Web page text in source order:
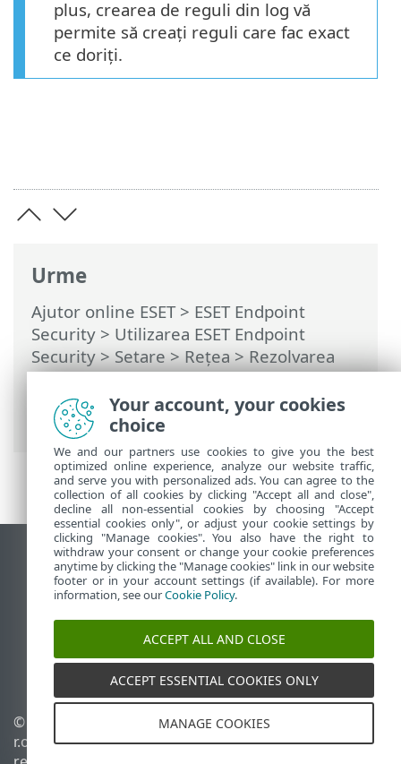
Urme
Ajutor online ESET> ESET Endpoint
Security > Utilizarea ESET Endpoint
Security>Setare>Reţea>Rezolvarea
problemelor cu ESET Network Protection
> Scriere în log și creare de reguli sau
excepții din log
plus, crearea de reguli din log vă
permite să creați reguli care fac exact
ce doriți.
Vizualizare site pentru desktop
End of Life
Baza de cunoștințe ESET
Forum ESET
ESET Status Portal
Asistenţă regională
© 1992 - 2026 ESET, spol. s
r.o. - Toate drepturile
Gestionare module cookie
Politica privind modulele
Your account, your cookies
choice
We and our partners use cookies to give you the best
optimized online experience, analyze our website traffic,
and serve you with personalized ads. You can agree to the
collection of all cookies by clicking "Accept all and close",
decline all non-essential cookies by choosing "Accept
essential cookies only", or adjust your cookie settings by
clicking "Manage cookies". You also have the right to
withdraw your consent or change your cookie preferences
anytime by clicking the "Manage cookies" link in our website
footer or in your account settings (if available). For more
information, see ourCookie Policy.
ACCEPT ALL AND CLOSE
ACCEPT ESSENTIAL COOKIES ONLY
MANAGE COOKIES